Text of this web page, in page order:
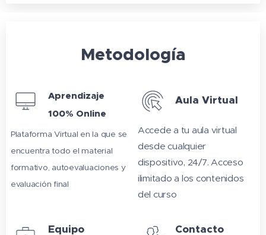
Metodología
Aprendizaje
100% Online
Plataforma Virtual en la que se
encuentra todo el material
formativo, autoevaluaciones y
evaluación final
Aula Virtual
Accede a tu aula virtual
desde cualquier
dispositivo, 24/7. Acceso
ilimitado a los contenidos
del curso
Equipo
Contacto